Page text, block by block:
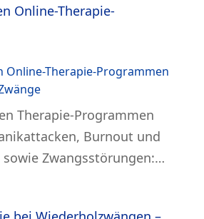
Online-Therapie-Programmen
Therapie-Programmen
Burnout und
sowie Zwangsstörungen:…